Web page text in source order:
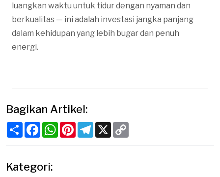
luangkan waktu untuk tidur dengan nyaman dan
berkualitas — ini adalah investasi jangka panjang
dalam kehidupan yang lebih bugar dan penuh
energi.
Bagikan Artikel:
ShareFacebookWhatsApp
PinterestTelegram
X
Kategori: